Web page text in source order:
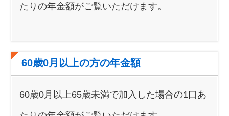
たりの年金額がご覧いただけます。
60歳0月以上の方の年金額
60歳0月以上65歳未満で加入した場合の1口あ